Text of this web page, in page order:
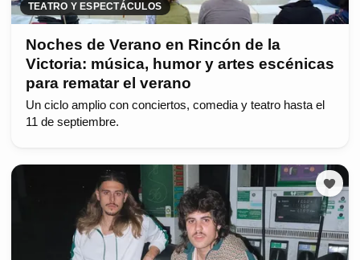
TEATRO Y ESPECTÁCULOS
Noches de Verano en Rincón de la
Victoria: música, humor y artes escénicas
para rematar el verano
Un ciclo amplio con conciertos, comedia y teatro hasta el
11 de septiembre.